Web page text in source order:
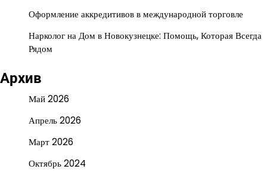
Оформление аккредитивов в международной торговле
Нарколог на Дом в Новокузнецке: Помощь, Которая Всегда
Рядом
Архив
Май 2026
Апрель 2026
Март 2026
Октябрь 2024